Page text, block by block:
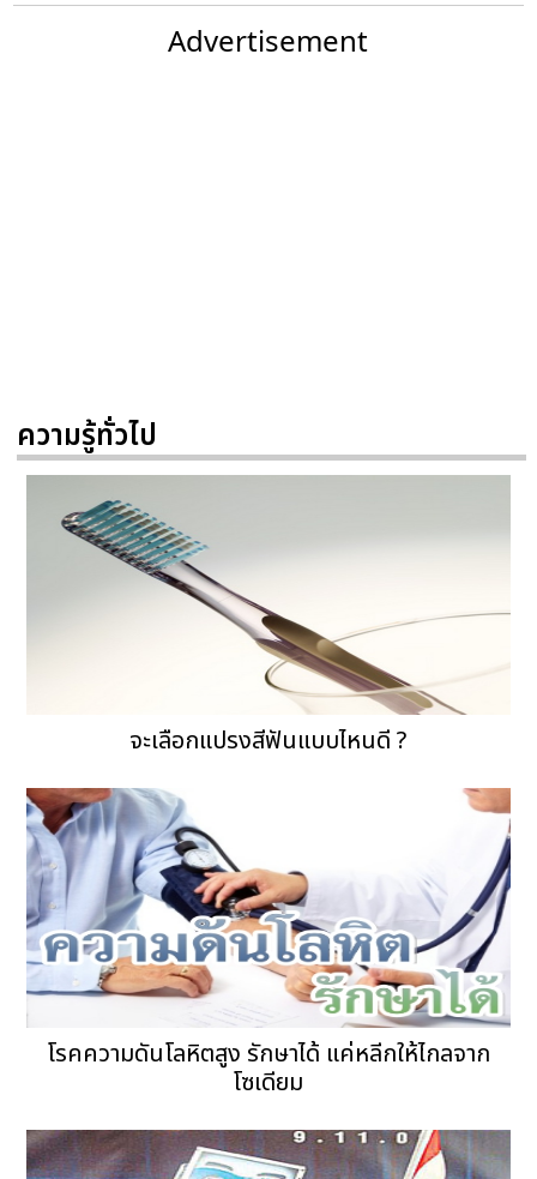
Advertisement
ความรู้ทั่วไป
จะเลือกแปรงสีฟันแบบไหนดี ?
โรคความดันโลหิตสูง รักษาได้ แค่หลีกให้ไกลจาก
โซเดียม